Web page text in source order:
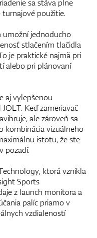
sa stáva plne
použitie.
umožní jednoducho
stlačením tlačidla
je praktické najmä pri
alebo pri plánovaní
aj vylepšenou
Keď zameriavač
ale zároveň sa
kombinácia vizuálneho
istotu, že ste
pozadí.
ktorá vznikla
Sports
z launch monitora a
palíc priamo v
vzdialeností